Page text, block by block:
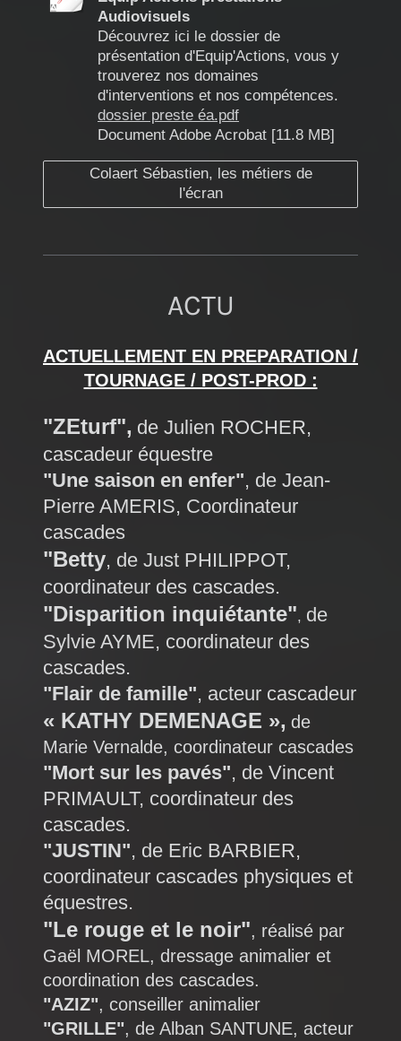
Audiovisuels
Découvrez ici le dossier de
présentation d'Equip'Actions, vous y
trouverez nos domaines
d'interventions et nos compétences.
dossier preste éa.pdf
Document Adobe Acrobat [11.8 MB]
Colaert Sébastien, les métiers de
l'écran
ACTU
ACTUELLEMENT EN PREPARATION /
TOURNAGE / POST-PROD :
"ZEturf", de Julien ROCHER,
cascadeur équestre
"Une saison en enfer", de Jean-
Pierre AMERIS, Coordinateur
cascades
"Betty, de Just PHILIPPOT,
coordinateur des cascades.
"Disparition inquiétante", de
Sylvie AYME, coordinateur des
cascades.
"Flair de famille", acteur cascadeur
« KATHY DEMENAGE », de
Marie Vernalde, coordinateur cascades
"Mort sur les pavés", de Vincent
PRIMAULT, coordinateur des
cascades.
"JUSTIN", de Eric BARBIER,
coordinateur cascades physiques et
équestres.
"Le rouge et le noir", réalisé par
Gaël MOREL, dressage animalier et
coordination des cascades.
"AZIZ", conseiller animalier
"GRILLE", de Alban SANTUNE, acteur